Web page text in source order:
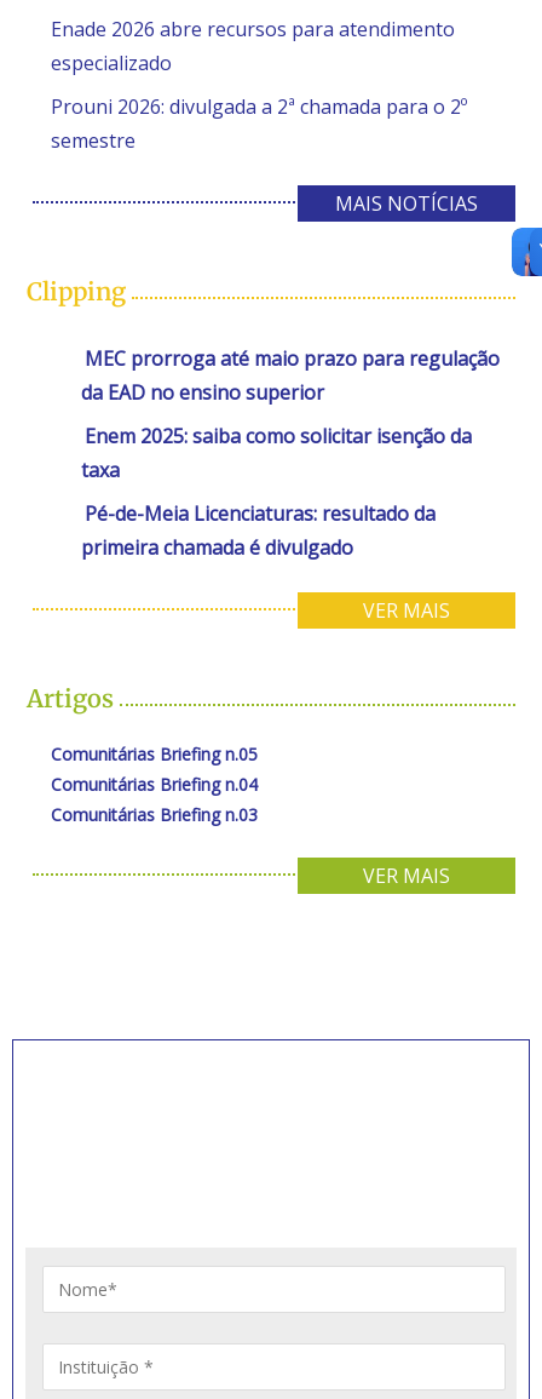
Enade 2026 abre recursos para atendimento
especializado
Prouni 2026: divulgada a 2ª chamada para o 2º
semestre
MAIS NOTÍCIAS
Clipping
MEC prorroga até maio prazo para regulação
da EAD no ensino superior
Enem 2025: saiba como solicitar isenção da
taxa
Pé-de-Meia Licenciaturas: resultado da
primeira chamada é divulgado
VER MAIS
Artigos
Comunitárias Briefing n.05
Comunitárias Briefing n.04
Comunitárias Briefing n.03
VER MAIS